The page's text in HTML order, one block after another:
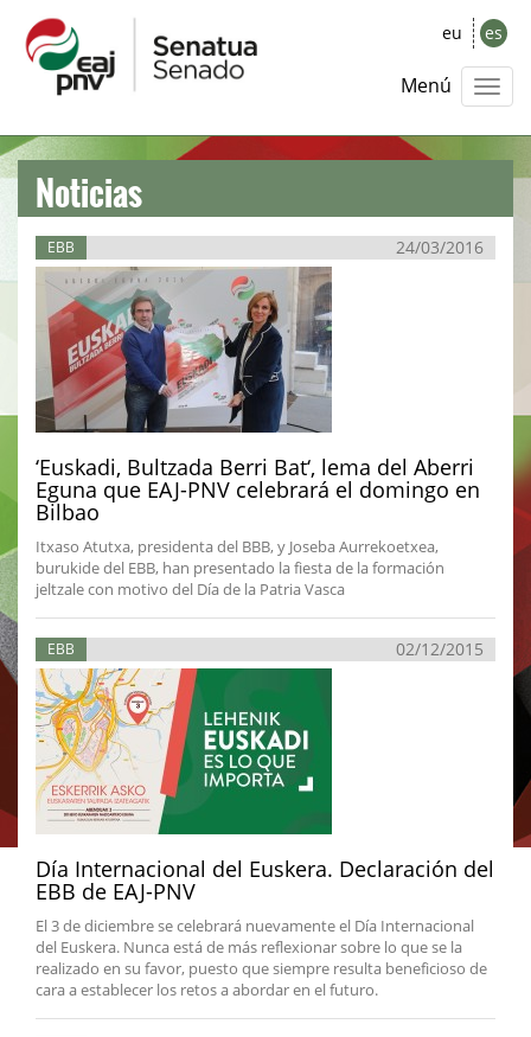
eu es
Menú
Noticias
EBB 24/03/2016
‘Euskadi, Bultzada Berri Bat‘, lema del Aberri
Eguna que EAJ-PNV celebrará el domingo en
Bilbao
Itxaso Atutxa, presidenta del BBB, y Joseba Aurrekoetxea,
burukide del EBB, han presentado la fiesta de la formación
jeltzale con motivo del Día de la Patria Vasca
EBB 02/12/2015
Día Internacional del Euskera. Declaración del
EBB de EAJ-PNV
El 3 de diciembre se celebrará nuevamente el Día Internacional
del Euskera. Nunca está de más reflexionar sobre lo que se la
realizado en su favor, puesto que siempre resulta beneficioso de
cara a establecer los retos a abordar en el futuro.